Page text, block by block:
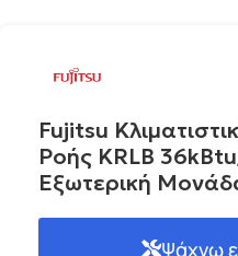
Fujitsu
Ροής KRLB
Εξωτερική
Ψάχνω